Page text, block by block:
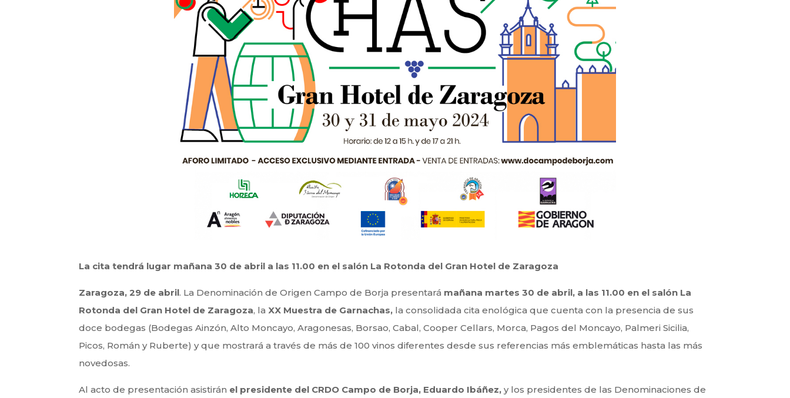
La cita tendrá lugar mañana 30 de abril a las 11.00 en el salón La Rotonda del Gran Hotel de Zaragoza
Zaragoza, 29 de abril. La Denominación de Origen Campo de Borja presentará mañana martes 30 de abril, a las 11.00 en el salón La
Rotonda del Gran Hotel de Zaragoza, la XX Muestra de Garnachas, la consolidada cita enológica que cuenta con la presencia de sus
doce bodegas (Bodegas Ainzón, Alto Moncayo, Aragonesas, Borsao, Cabal, Cooper Cellars, Morca, Pagos del Moncayo, Palmeri Sicilia,
Picos, Román y Ruberte) y que mostrará a través de más de 100 vinos diferentes desde sus referencias más emblemáticas hasta las más
novedosas.
Al acto de presentación asistirán el presidente del CRDO Campo de Borja, Eduardo Ibáñez, y los presidentes de las Denominaciones de